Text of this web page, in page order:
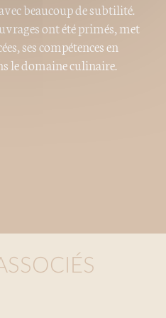
beaucoup de subtilité.
ont été primés, met
ses compétences en
le domaine culinaire.